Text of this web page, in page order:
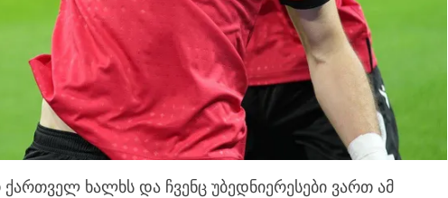
ქართველ ხალხს და ჩვენც უბედნიერესები ვართ ამ